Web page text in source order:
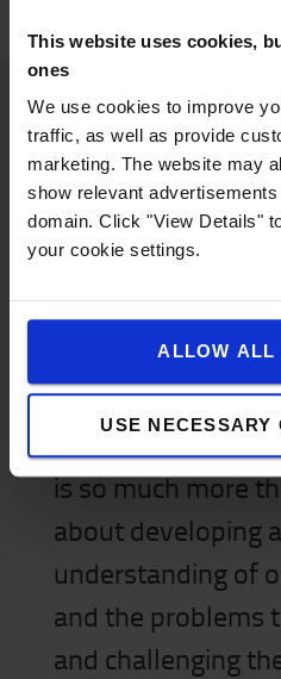
This website uses cookies,
ones
We use cookies to improve
traffic, as well as provide
marketing. The website may
show relevant
domain. Click "View Details"
your cookie settings.
ALLOW ALL
USE NECESSARY
'Innovation is
in novel ways.
working with
edgetechnologies,
is so much more
about developing
understanding of
and the problems
and challenging